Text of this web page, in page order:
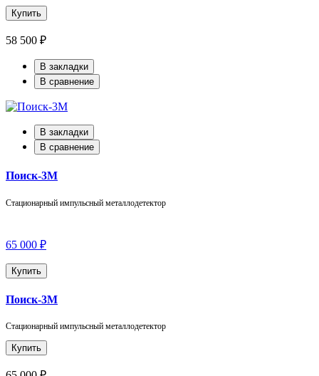
Купить
58 500 ₽
В закладки
В сравнение
В закладки
В сравнение
Поиск-3М
Стационарный импульсный металлодетектор
65 000 ₽
Купить
Поиск-3М
Стационарный импульсный металлодетектор
Купить